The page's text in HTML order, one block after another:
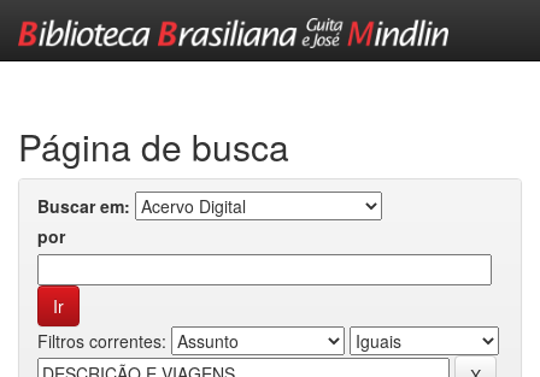
Página de busca
Buscar em:
por
Filtros correntes: